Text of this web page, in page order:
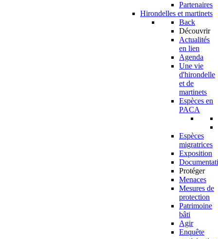
Partenaires
Hirondelles et martinets
Back
Découvrir
Actualités
en lien
Agenda
Une vie
d'hirondelle
et de
martinets
Espèces en
PACA
Espèces
migratrices
Exposition
Protéger
Menaces
Mesures de
protection
Patrimoine
bâti
Agir
Enquête